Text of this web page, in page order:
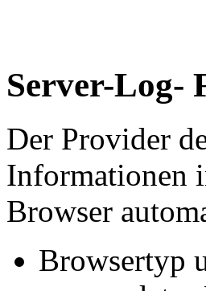
Server-Log-
Der Provider
Informationen
Browser
Browsertyp